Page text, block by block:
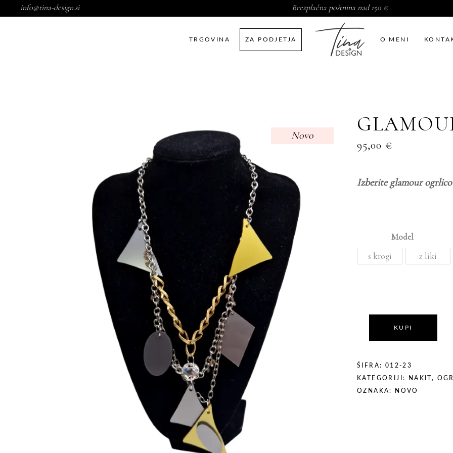
info@tina-design.si Brezplačna poštnina nad 150 €
TRGOVINA ZA PODJETJA O MENI
Novo
95,00 €
Izberite glamour
Model
Izberi možnost
s krogi z liki
KUPI
ŠIFRA: 012-23
KATEGORIJI: NAKIT ,
OZNAKA: NOVO